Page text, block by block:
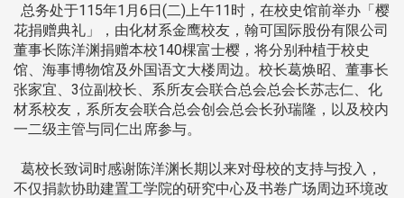
总务处于115年1月6日(二)上午11时，在校史馆前举办「樱
花捐赠典礼」，由化材系金鹰校友，翰可国际股份有限公司
董事长陈洋渊捐赠本校140棵富士樱，将分别种植于校史
馆、海事博物馆及外国语文大楼周边。校长葛焕昭、董事长
张家宜、3位副校长、系所友会联合总会总会长苏志仁、化
材系校友，系所友会联合总会创会总会长孙瑞隆，以及校内
一二级主管与同仁出席参与。
葛校长致词时感谢陈洋渊长期以来对母校的支持与投入，
不仅捐款协助建置工学院的研究中心及书卷广场周边环境改